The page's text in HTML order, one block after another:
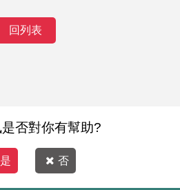
回列表
否對你有幫助?
是 否